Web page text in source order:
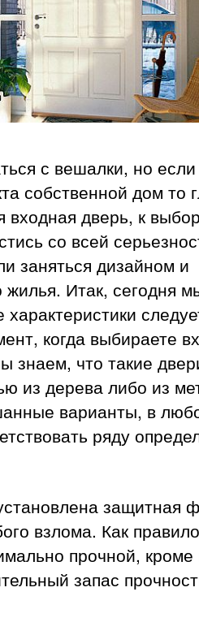
с вешалки, но если
собственной дом то
входная дверь, к
со всей
заняться дизайном и
жилья. Итак, сегодня
когда выбираете
знаем, что такие
из дерева либо из
варианты, в
ряду
защитная
взлома. Как
прочной, кроме
запас